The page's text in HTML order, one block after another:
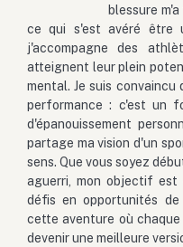
blessure
ce qui s'est avéré être
j'accompagne des
atteignent leur plein
mental. Je suis
performance : c'est un
d'épanouissement
partage ma vision d'un
sens. Que vous soyez
aguerri, mon objectif est
défis en opportunités de
cette aventure où
devenir une meilleure